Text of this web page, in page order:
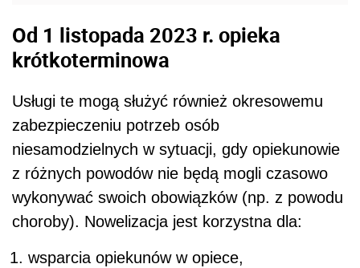
Od 1 listopada 2023 r. opieka
krótkoterminowa
Usługi te mogą służyć również okresowemu
zabezpieczeniu potrzeb osób
niesamodzielnych w sytuacji, gdy opiekunowie
z różnych powodów nie będą mogli czasowo
wykonywać swoich obowiązków (np. z powodu
choroby). Nowelizacja jest korzystna dla:
wsparcia opiekunów w opiece,